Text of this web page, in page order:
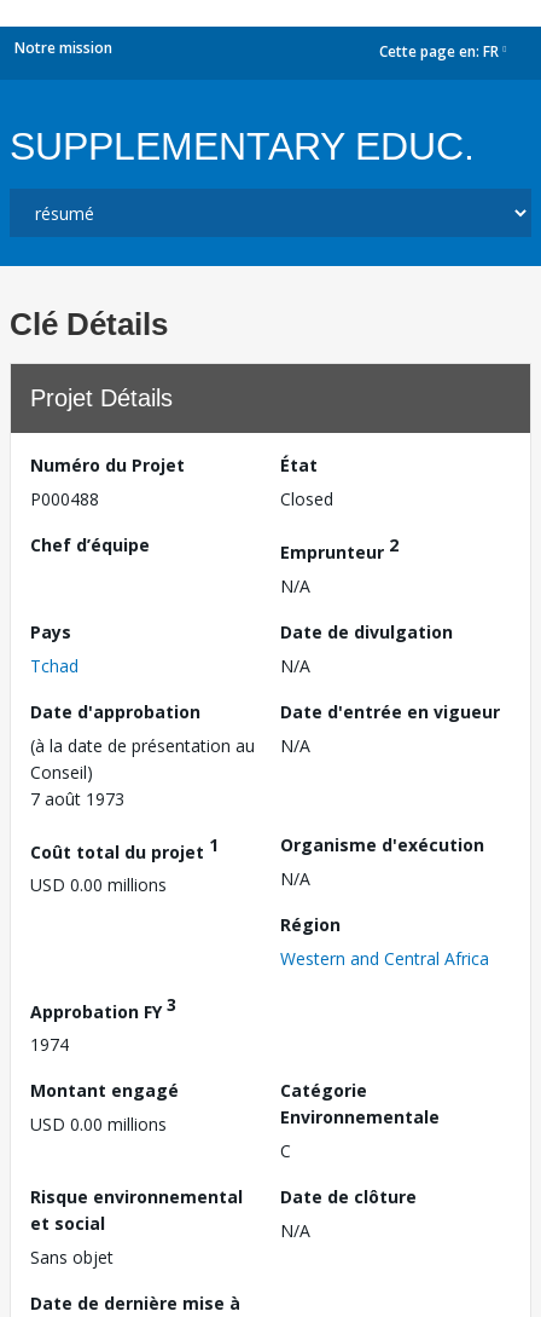
Notre mission Cette page en: FR
SUPPLEMENTARY EDUC.
Clé Détails
Projet Détails
Numéro du Projet
P000488
État
Closed
Chef d’équipe
Emprunteur 2
N/A
Pays
Tchad
Date de divulgation
N/A
Date d'approbation
(à la date de présentation au
Conseil)
7 août 1973
Date d'entrée en vigueur
N/A
Coût total du projet 1
USD 0.00 millions
Organisme d'exécution
N/A
Région
Western and Central Africa
Approbation FY3
1974
Montant engagé
USD 0.00 millions
Catégorie
Environnementale
C
Risque environnemental
et social
Sans objet
Date de clôture
N/A
Date de dernière mise à